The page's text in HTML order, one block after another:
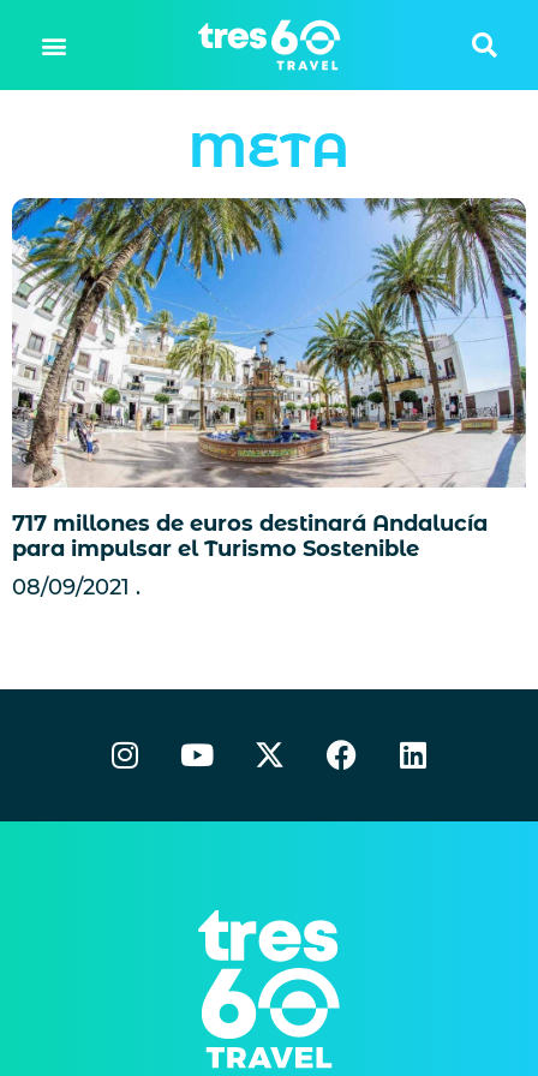
META
717 millones de euros destinará Andalucía
para impulsar el Turismo Sostenible
08/09/2021